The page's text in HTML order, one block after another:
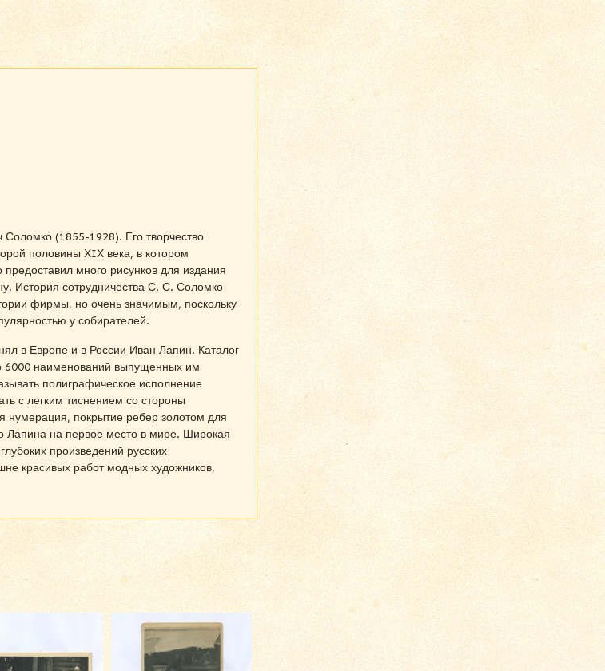
Соломко (1855-1928). Его творчество
половины ХIХ века, в котором
много рисунков для издания
История сотрудничества С. С. Соломко
фирмы, но очень значимым, поскольку
у собирателей.
в Европе и в России Иван Лапин. Каталог
6000 наименований выпущенных им
полиграфическое исполнение
с легким тиснением со стороны
нумерация, покрытие ребер золотом для
Лапина на первое место в мире. Широкая
произведений русских
красивых работ модных художников,